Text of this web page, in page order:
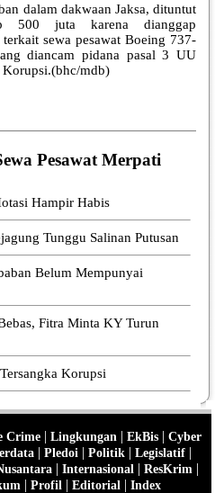
dalam dakwaan Jaksa, dituntut
juta karena dianggap
sewa pesawat Boeing 737-
diancam pidana pasal 3 UU
Korupsi.(bhc/mdb)
Pesawat Merpati
Hampir Habis
Tunggu Salinan Putusan
Belum Mempunyai
Fitra Minta KY Turun
Korupsi
Crime| Lingkungan | EkBis| Cyber
| Pledoi | Politik | Legislatif |
| Internasional | ResKrim |
| Profil | Editorial | Index